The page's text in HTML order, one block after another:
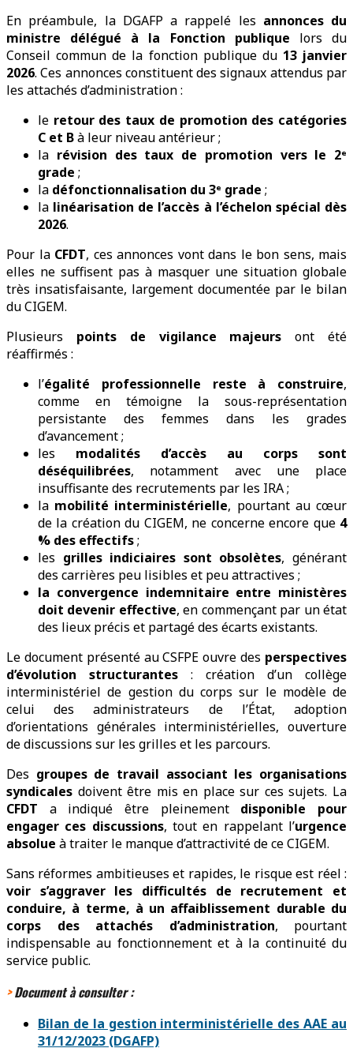
En préambule, la DGAFP a rappelé les annonces du
ministre délégué à la Fonction publique lors du
Conseil commun de la fonction publique du 13 janvier
2026. Ces annonces constituent des signaux attendus par
les attachés d’administration :
le retour des taux de promotion des catégories
C et Bà leur niveau antérieur ;
la révision des taux de promotion vers le 2ᵉ
grade ;
la défonctionnalisation du 3ᵉ grade ;
la linéarisation de l’accès à l’échelon spécial dès
2026.
Pour la CFDT, ces annonces vont dans le bon sens, mais
elles ne suffisent pas à masquer une situation globale
très insatisfaisante, largement documentée par le bilan
du CIGEM.
Plusieurs points de vigilance majeurs ont été
réaffirmés :
l’égalité professionnelle reste à construire,
comme en témoigne la sous-représentation
persistante des femmes dans les grades
d’avancement ;
les modalités d’accès au corps sont
déséquilibrées, notamment avec une place
insuffisante des recrutements par les IRA ;
la mobilité interministérielle, pourtant au cœur
de la création du CIGEM, ne concerne encore que 4
% des effectifs;
les grilles indiciaires sont obsolètes, générant
des carrières peu lisibles et peu attractives ;
la convergence indemnitaire entre ministères
doit devenir effective, en commençant par un état
des lieux précis et partagé des écarts existants.
Le document présenté au CSFPE ouvre des perspectives
d’évolution structurantes : création d’un collège
interministériel de gestion du corps sur le modèle de
celui des administrateurs de l’État, adoption
d’orientations générales interministérielles, ouverture
de discussions sur les grilles et les parcours.
Des groupes de travail associant les organisations
syndicales doivent être mis en place sur ces sujets. La
CFDT a indiqué être pleinement disponible pour
engager ces discussions, tout en rappelant l’urgence
absolue à traiter le manque d’attractivité de ce CIGEM.
Sans réformes ambitieuses et rapides, le risque est réel :
voir s’aggraver les difficultés de recrutement et
conduire, à terme, à un affaiblissement durable du
corps des attachés d’administration, pourtant
indispensable au fonctionnement et à la continuité du
service public.
>Document à consulter :
Bilan de la gestion interministérielle des AAE au
31/12/2023 (DGAFP)